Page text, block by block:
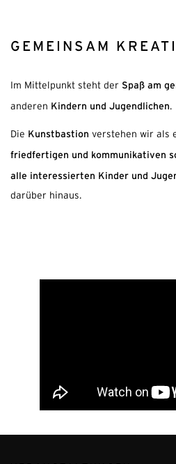
GEMEINSAM
Im Mittelpunkt steht der Spaß am
anderen Kindern und Jugendlichen.
Die Kunstbastion verstehen wir als
friedfertigen und kommunikativen
alle interessierten Kinder und
darüber hinaus.